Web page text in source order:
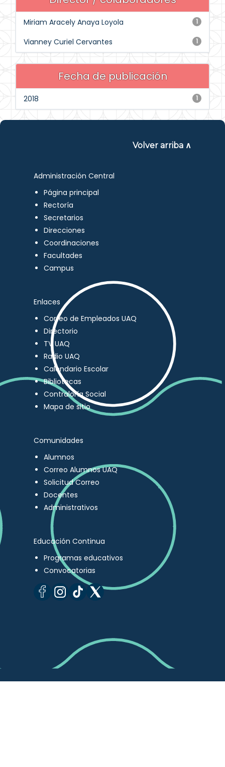
1
Miriam Aracely Anaya Loyola
1
Vianney Curiel Cervantes
Fecha de publicación
1
2018
Volver arriba ∧
Administración Central
Página principal
Rectoría
Secretarios
Direcciones
Coordinaciones
Facultades
Campus
Enlaces
Correo de Empleados UAQ
Directorio
TV UAQ
Radio UAQ
Calendario Escolar
Bibliotecas
Contraloría Social
Mapa de sitio
Comunidades
Alumnos
Correo Alumnos UAQ
Solicitud Correo
Docentes
Administrativos
Educación Continua
Programas educativos
Convocatorias